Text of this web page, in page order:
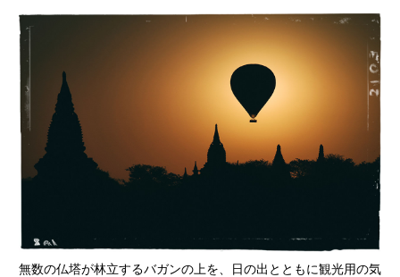
無数の仏塔が林立するバガンの上を、日の出とともに観光用の気